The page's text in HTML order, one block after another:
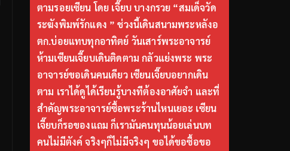
ตามรอยเซียน โดย เจี๊ยบ บางกรวย “สมเด็จวัด
ระฆังพิมพ์รักแดง ” ช่วงนี้เดินสนามพระหลังอ
ตก.บ่อยแทบทุกอาทิตย์ วันเสาร์พระอาจารย์
ห้ามเซียนเจี๊ยบเดินติดตาม กลัวแย่งพระ พระ
อาจารย์ขอเดินคนเดียว เซียนเจี๊ยบอยากเดิน
ตาม เราได้ดูได้เรียนรู้บางทีต้องอาศัยจำ และที่
สำคัญพระอาจารย์ซื้อพระร้านไหนเยอะ เซียน
เจี๊ยบก็รอของแถม ก็เรามันคนทุนน้อยเล่นบท
คนไม่มีตังค์ จริงๆก็ไม่มีจริงๆ ขอได้ขอซื้อขอ